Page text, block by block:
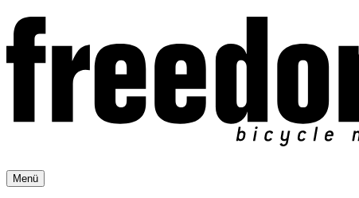
Menü